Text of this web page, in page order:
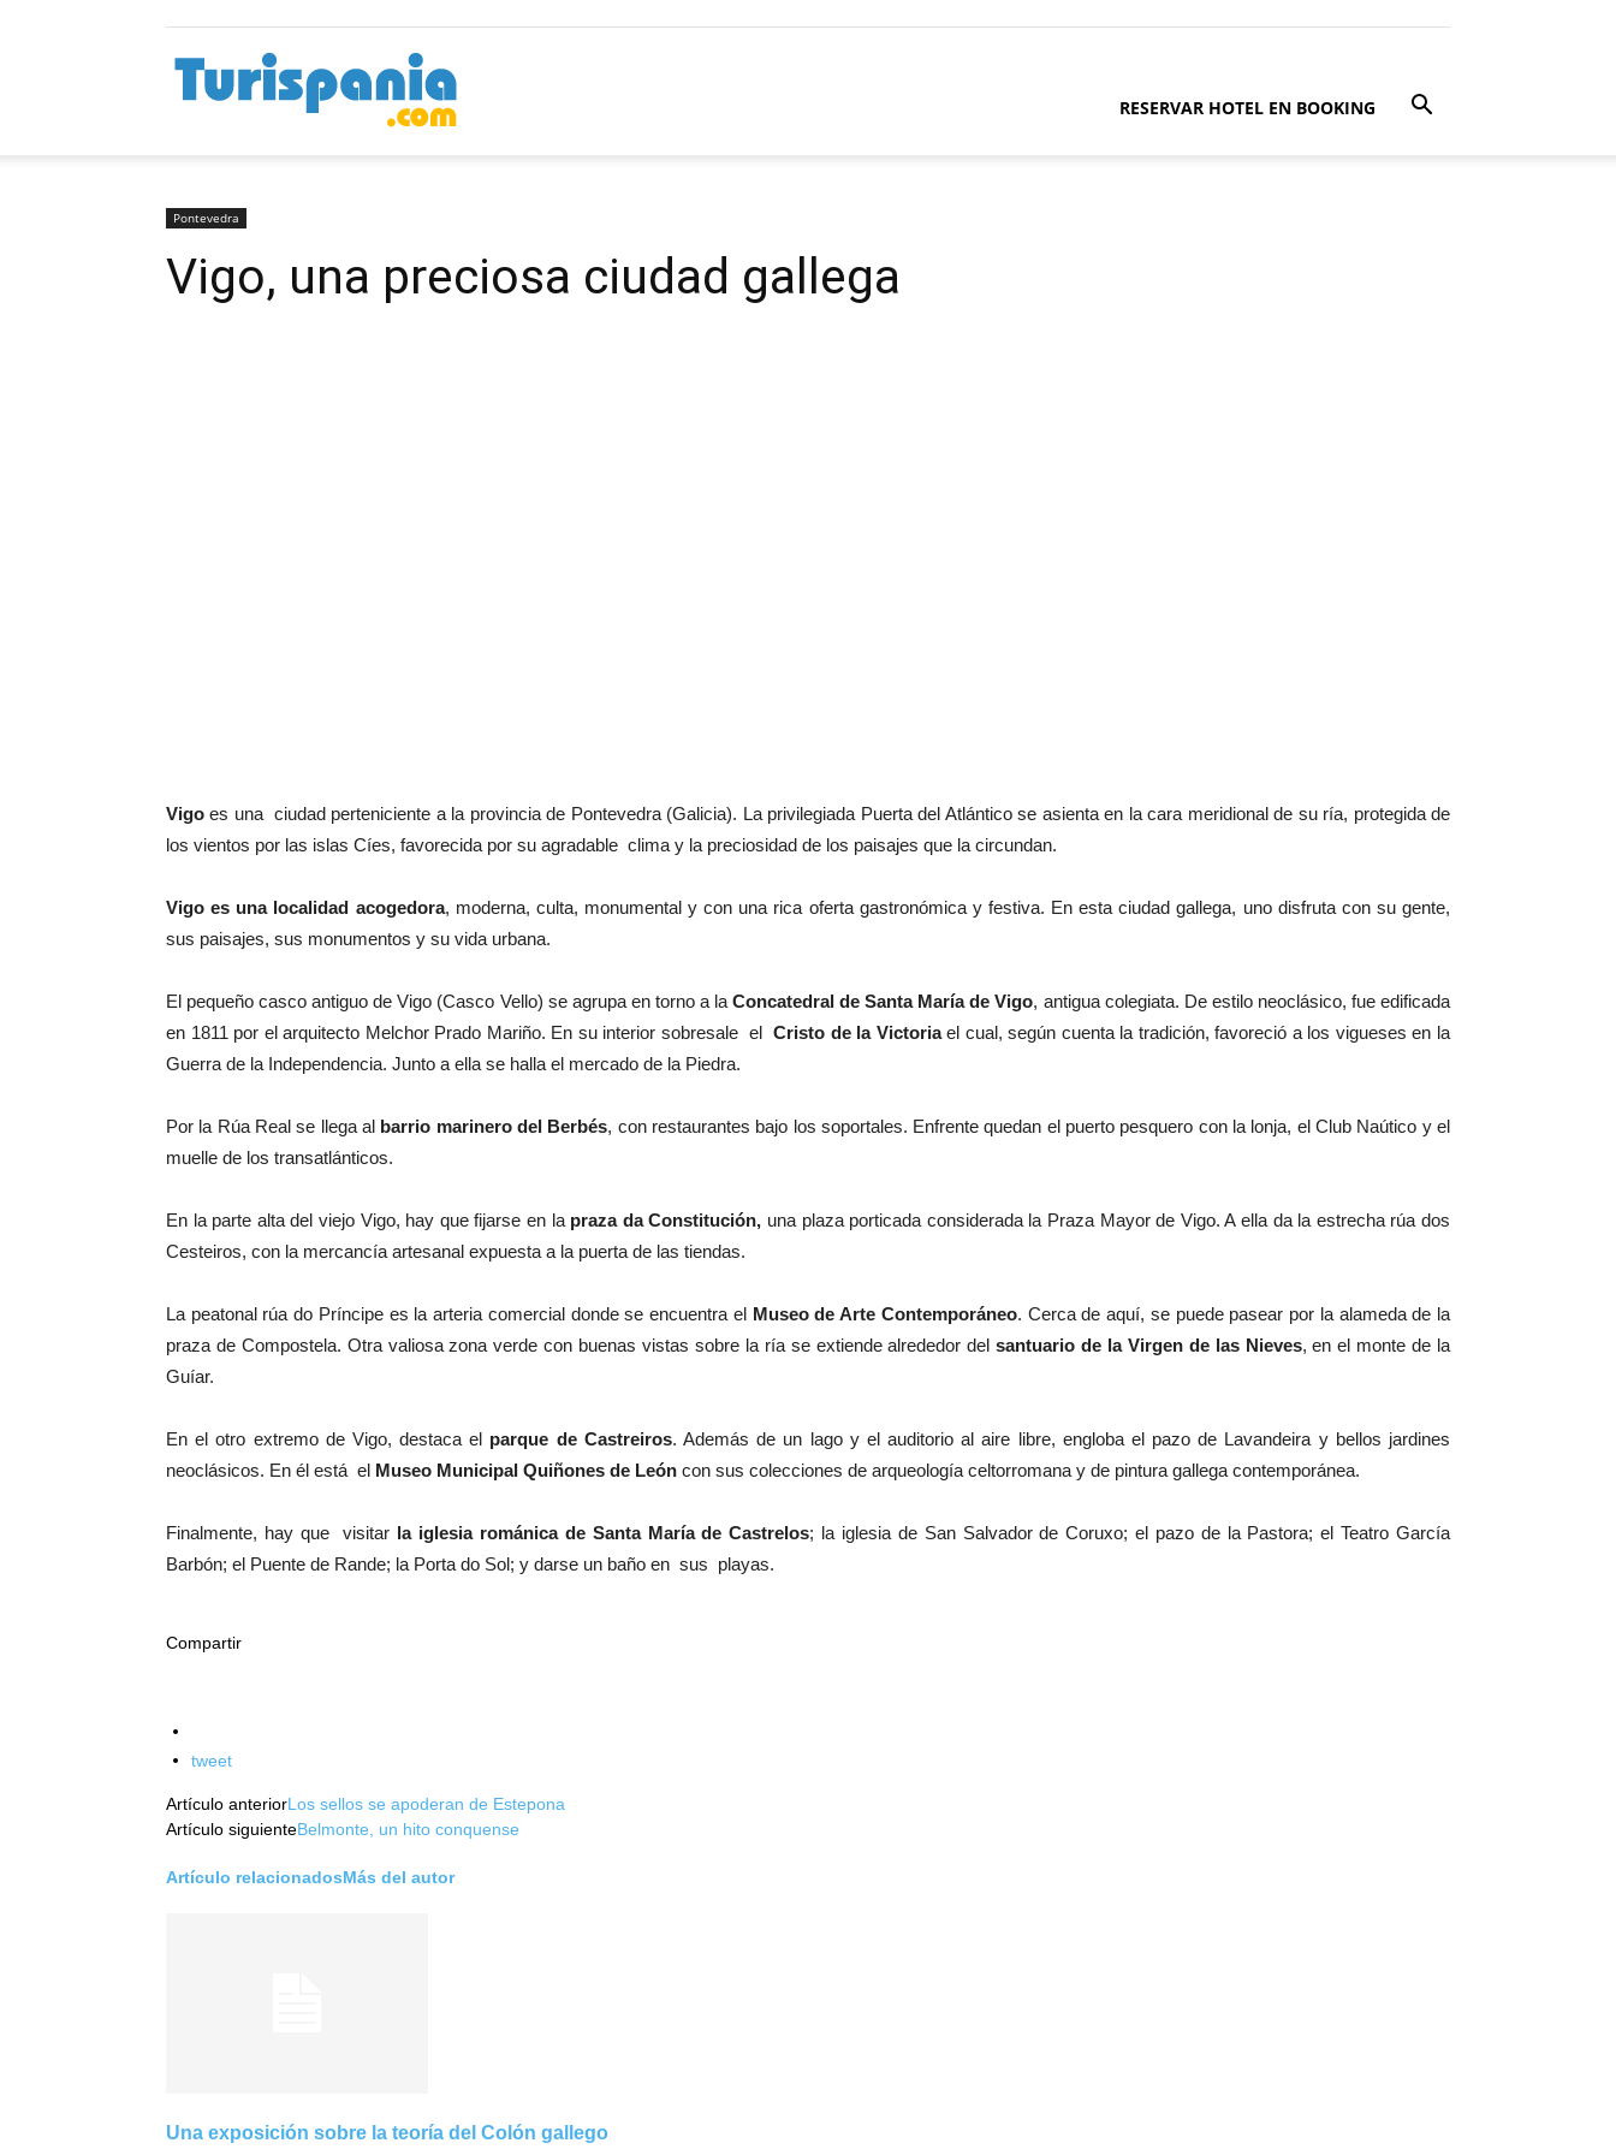
RESERVAR HOTEL EN BOOKING
Pontevedra
Vigo, una preciosa ciudad gallega
Vigo es una ciudad perteniciente a la provincia de Pontevedra (Galicia). La privilegiada Puerta del Atlántico se asienta en la cara meridional de su ría, protegida de
los vientos por las islas Cíes, favorecida por su agradable clima y la preciosidad de los paisajes que la circundan.
Vigo es una localidad acogedora, moderna, culta, monumental y con una rica oferta gastronómica y festiva. En esta ciudad gallega, uno disfruta con su gente,
sus paisajes, sus monumentos y su vida urbana.
El pequeño casco antiguo de Vigo (Casco Vello) se agrupa en torno a laConcatedral de Santa María de Vigo, antigua colegiata. De estilo neoclásico, fue edificada
en 1811 por el arquitecto Melchor Prado Mariño. En su interior sobresale el Cristo de la Victoriael cual, según cuenta la tradición, favoreció a los vigueses en la
Guerra de la Independencia. Junto a ella se halla el mercado de la Piedra.
Por la Rúa Real se llega al barrio marinero del Berbés, con restaurantes bajo los soportales. Enfrente quedan el puerto pesquero con la lonja, el Club Naútico y el
muelle de los transatlánticos.
En la parte alta del viejo Vigo, hay que fijarse en la praza da Constitución, una plaza porticada considerada la Praza Mayor de Vigo. A ella da la estrecha rúa dos
Cesteiros, con la mercancía artesanal expuesta a la puerta de las tiendas.
La peatonal rúa do Príncipe es la arteria comercial donde se encuentra el Museo de Arte Contemporáneo. Cerca de aquí, se puede pasear por la alameda de la
praza de Compostela. Otra valiosa zona verde con buenas vistas sobre la ría se extiende alrededor delsantuario de la Virgen de las Nieves, en el monte de la
Guíar.
En el otro extremo de Vigo, destaca el parque de Castreiros. Además de un lago y el auditorio al aire libre, engloba el pazo de Lavandeira y bellos jardines
neoclásicos. En él está el Museo Municipal Quiñones de León con sus colecciones de arqueología celtorromana y de pintura gallega contemporánea.
Finalmente, hay que visitar la iglesia románica de Santa María de Castrelos; la iglesia de San Salvador de Coruxo; el pazo de la Pastora; el Teatro García
Barbón; el Puente de Rande; la Porta do Sol; y darse un baño en sus playas.
Compartir
tweet
Artículo anteriorLos sellos se apoderan de Estepona
Artículo siguienteBelmonte, un hito conquense
Artículo relacionadosMás del autor
Una exposición sobre la teoría del Colón gallego